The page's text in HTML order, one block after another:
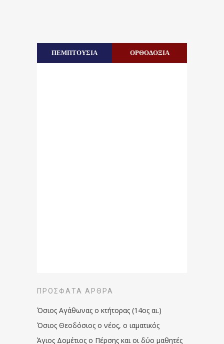
ΠΕΜΠΤΟΥΣΙΑ ΟΡΘΟΔΟΞΙΑ
ΠΡΌΣΦΑΤΑ ΆΡΘΡΑ
Όσιος Αγάθωνας ο κτήτορας (14ος αι.)
Όσιος Θεοδόσιος ο νέος, ο ιαματικός
Άγιος Δομέτιος ο Πέρσης και οι δύο μαθητές